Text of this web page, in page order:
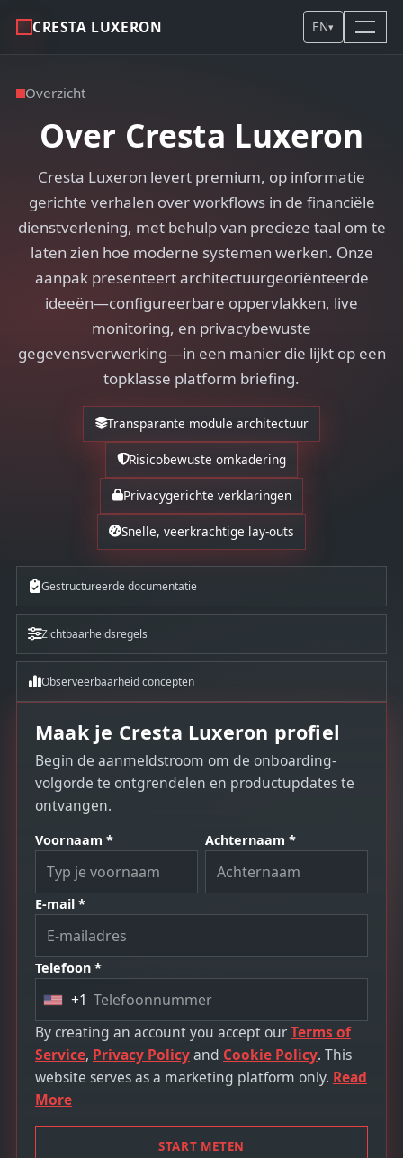
CRESTA LUXERON EN▾
Overzicht
Over Cresta Luxeron
Cresta Luxeron levert premium, op informatie
gerichte verhalen over workflows in de financiële
dienstverlening, met behulp van precieze taal om te
laten zien hoe moderne systemen werken. Onze
aanpak presenteert architectuurgeoriënteerde
ideeën—configureerbare oppervlakken, live
monitoring, en privacybewuste
gegevensverwerking—in een manier die lijkt op een
topklasse platform briefing.
Transparante module architectuur
Risicobewuste omkadering
Privacygerichte verklaringen
Snelle, veerkrachtige lay-outs
Gestructureerde documentatie
Zichtbaarheidsregels
Observeerbaarheid concepten
Maak je Cresta Luxeron profiel
Begin de aanmeldstroom om de onboarding-
volgorde te ontgrendelen en productupdates te
ontvangen.
Voornaam * Achternaam *
E-mail *
Telefoon *
U
n
i
t
e
+1
By creating an account you accept ourTerms of
Service, Privacy Policyand Cookie Policy. This
website serves as a marketing platform only. Read
More
START METEN